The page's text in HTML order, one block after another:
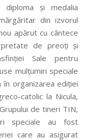
diploma și medalia
din izvorul
apărut cu cântece
de preoți și
Sale pentru
mulțumiri speciale
în organizarea ediției
catolic la Nicula,
de tineri TIN,
speciale au fost
care au asigurat